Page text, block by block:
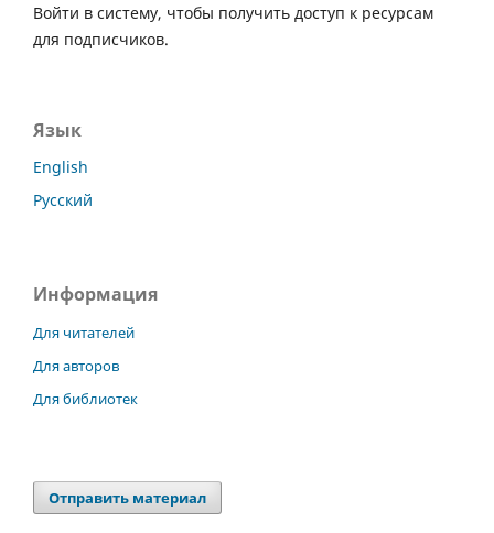
Войти в систему, чтобы получить доступ к ресурсам
для подписчиков.
Язык
English
Русский
Информация
Для читателей
Для авторов
Для библиотек
Отправить материал